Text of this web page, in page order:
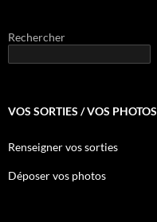
Rechercher
VOS SORTIES / VOS PHOTOS
Renseigner vos sorties
Déposer vos photos